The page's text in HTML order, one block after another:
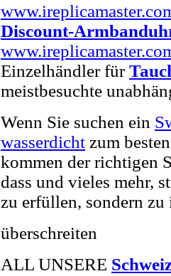
Discount-
Einzelhändler für
meistbesuchte
Wenn Sie suchen ein
wasserdicht zum
kommen der richtigen
dass und vieles mehr,
zu erfüllen, sondern zu
überschreiten
ALL UNSERE